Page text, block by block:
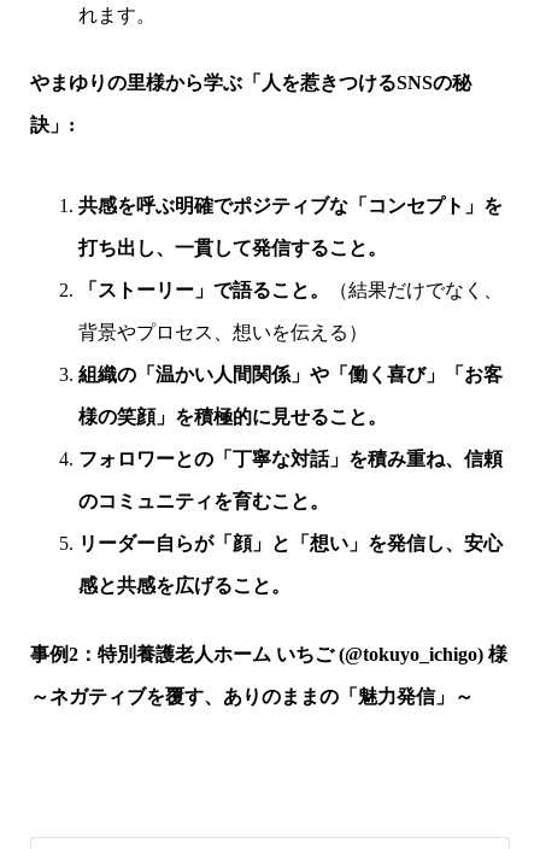
れます。
やまゆりの里様から学ぶ「人を惹きつけるSNSの秘
訣」:
共感を呼ぶ明確でポジティブな「コンセプト」を
打ち出し、一貫して発信すること。
「ストーリー」で語ること。 （結果だけでなく、
背景やプロセス、想いを伝える）
組織の「温かい人間関係」や「働く喜び」「お客
様の笑顔」を積極的に見せること。
フォロワーとの「丁寧な対話」を積み重ね、信頼
のコミュニティを育むこと。
リーダー自らが「顔」と「想い」を発信し、安心
感と共感を広げること。
事例2：特別養護老人ホーム いちご (@tokuyo_ichigo) 様
～ネガティブを覆す、ありのままの「魅力発信」～